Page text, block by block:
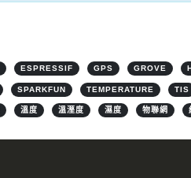
ESPRESSIF GPS GROVE
SPARKFUN TEMPERATURE TIS
溫度 溫溼度 濕度 物聯網